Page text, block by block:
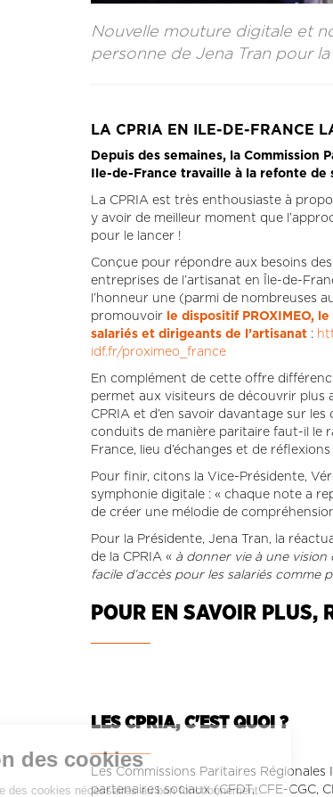
Nouvelle mouture digitale et
personne de Jena Tran pour
LA CPRIA EN ILE-DE-FRANCE
Depuis des semaines, la Commission
Ile-de-France travaille à la refonte
La CPRIA est très enthousiaste à
y avoir de meilleur moment que
pour le lancer !
Conçue pour répondre aux besoins
entreprises de l’artisanat en Île-de-
l’honneur une (parmi de nombreuses
promouvoir le dispositif PROXIMEO,
salariés et dirigeants de l’artisanat :
idf.fr/proximeo_france
En complément de cette offre
permet aux visiteurs de découvrir plus
CPRIA et d’en savoir davantage sur
conduits de manière paritaire faut-il le
France, lieu d’échanges et de
Pour finir, citons la Vice-Présidente,
symphonie digitale : « chaque note a
de créer une mélodie de
Pour la Présidente, Jena Tran, la
de la CPRIA « à donner vie à une vision
facile d’accès pour les salariés comme
POUR EN SAVOIR PLUS,
LES CPRIA, C'EST QUOI ?
Les Commissions Paritaires
partenaires sociaux (CFDT, CFE-CGC,
Gestion des cookies
Ce site utilise des cookies nécessaires au bon